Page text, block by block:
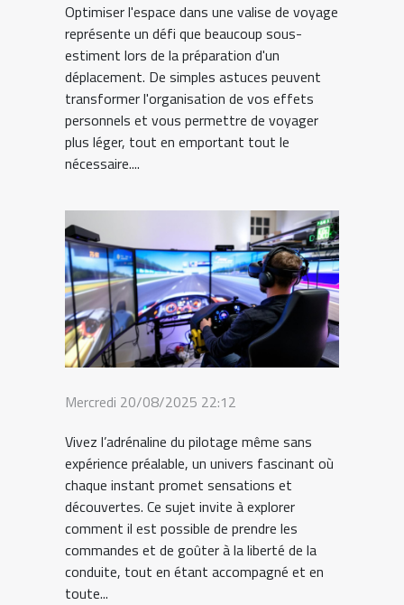
Optimiser l'espace dans une valise de voyage
représente un défi que beaucoup sous-
estiment lors de la préparation d'un
déplacement. De simples astuces peuvent
transformer l'organisation de vos effets
personnels et vous permettre de voyager
plus léger, tout en emportant tout le
nécessaire....
Mercredi 20/08/2025 22:12
Vivez l’adrénaline du pilotage même sans
expérience préalable, un univers fascinant où
chaque instant promet sensations et
découvertes. Ce sujet invite à explorer
comment il est possible de prendre les
commandes et de goûter à la liberté de la
conduite, tout en étant accompagné et en
toute...